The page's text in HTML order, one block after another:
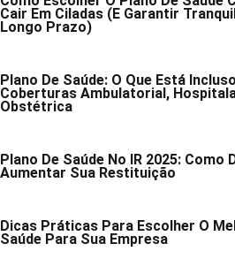
Cair Em Ciladas (e Garantir
Longo Prazo)
Plano De Saúde: O Que Está
Coberturas Ambulatorial,
Obstétrica
Plano De Saúde No IR 2025: Como
Aumentar Sua Restituição
Dicas Práticas Para Escolher O
Saúde Para Sua Empresa